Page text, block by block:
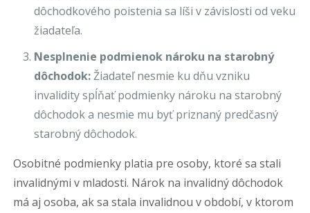
dôchodkového poistenia sa líši v závislosti od veku
žiadateľa.
Nesplnenie podmienok nároku na starobný
dôchodok:Žiadateľ nesmie ku dňu vzniku
invalidity spĺňať podmienky nároku na starobný
dôchodok a nesmie mu byť priznaný predčasný
starobný dôchodok.
Osobitné podmienky platia pre osoby, ktoré sa stali
invalidnými v mladosti. Nárok na invalidný dôchodok
má aj osoba, ak sa stala invalidnou v období, v ktorom